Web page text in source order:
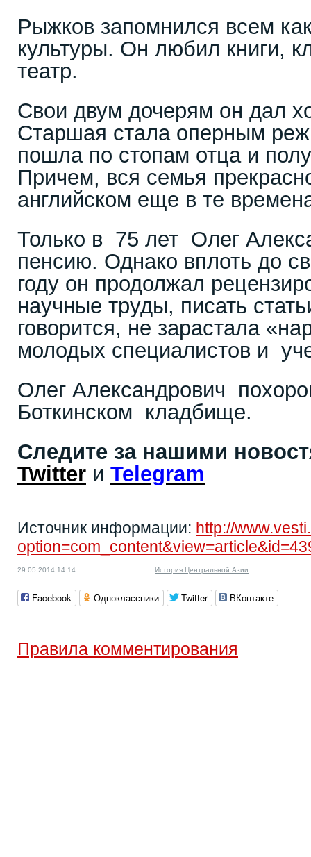
Рыжков запомнился всем
культуры. Он любил книги,
театр.
Свои двум дочерям он дал
Старшая стала оперным
пошла по стопам отца и
Причем, вся семья
английском еще в те
Только в 75 лет Олег
пенсию. Однако вплоть до
году он продолжал
научные труды, писать
говорится, не зарастала
молодых специалистов и
Олег Александрович
Боткинском кладбище.
Следите за нашими
Twitter и Telegram
Источник информации: http://
29.05.2014 14:14 История Центральной Азии
Facebook Одноклассники Twitter ВКонтакте
Правила комментирования